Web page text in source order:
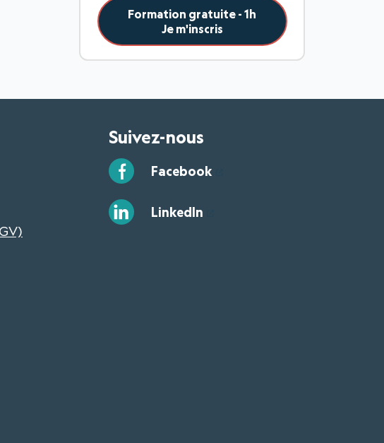
Formation gratuite - 1h
Je m'inscris
Suivez-nous
Facebook
LinkedIn